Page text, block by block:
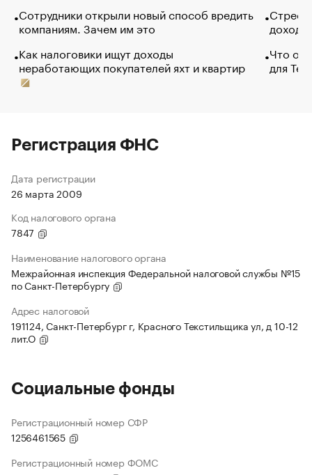
Сотрудники открыли новый способ вредить
компаниям. Зачем им это
Как налоговики ищут доходы
неработающих покупателей яхт и квартир
Что
для
Регистрация ФНС
Дата регистрации
26 марта 2009
Код налогового органа
7847
Наименование налогового органа
Межрайонная инспекция Федеральной налоговой службы №15
по Санкт-Петербургу
Адрес налоговой
191124, Санкт-Петербург г, Красного Текстильщика ул, д 10-12
лит.О
Социальные фонды
Регистрационный номер СФР
1256461565
Регистрационный номер ФОМС